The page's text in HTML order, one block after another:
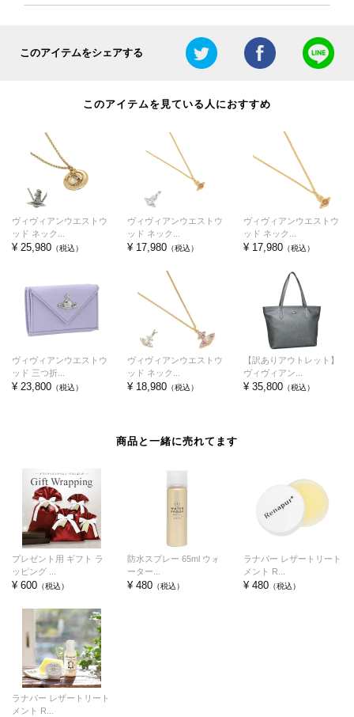
このアイテムをシェアする
このアイテムを見ている人におすすめ
ヴィヴィアンウエストウ
ッド ネック...
¥ 25,980 （税込）
ヴィヴィアンウエストウ
ッド ネック...
¥ 17,980 （税込）
ヴィヴィアンウエストウ
ッド ネック...
¥ 17,980（税込）
ヴィヴィアンウエストウ
ッド 三つ折...
¥ 23,800 （税込）
ヴィヴィアンウエストウ
ッド ネック...
¥ 18,980 （税込）
【訳ありアウトレット】
ヴィヴィアン...
¥ 35,800（税込）
商品と一緒に売れてます
プレゼント用 ギフト ラ
ッピング ...
¥ 600 （税込）
防水スプレー 65ml ウォ
ーター...
¥ 480 （税込）
ラナパー レザートリート
メント R...
¥ 480（税込）
ラナパー レザートリート
メント R...